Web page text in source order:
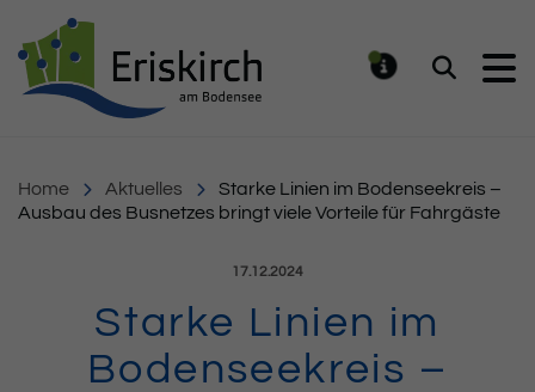
Suchen
Home Aktuelles
Starke Linien im Bodenseekreis –
Ausbau des Busnetzes bringt viele Vorteile für Fahrgäste
Veröffentlicht am:
17.12.2024
Starke Linien im
Bodenseekreis –